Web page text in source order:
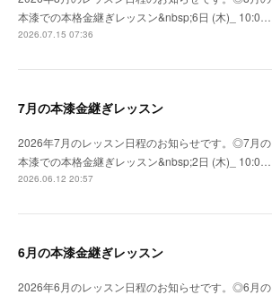
本漆での本格金継ぎレッスン&nbsp;6日 (木)_ 10:0…
2026.07.15 07:36
7月の本漆金継ぎレッスン
2026年7月のレッスン日程のお知らせです。◎7月の
本漆での本格金継ぎレッスン&nbsp;2日 (木)_ 10:0…
2026.06.12 20:57
6月の本漆金継ぎレッスン
2026年6月のレッスン日程のお知らせです。◎6月の